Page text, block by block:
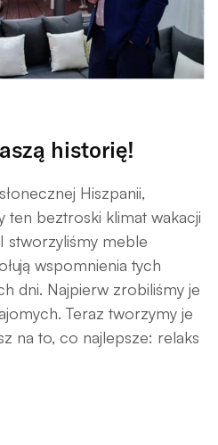
historię!
Hiszpanii,
ten beztroski klimat wakacji
stworzyliśmy meble
wspomnienia tych
dni. Najpierw zrobiliśmy je
Teraz tworzymy je
na to, co najlepsze: relaks